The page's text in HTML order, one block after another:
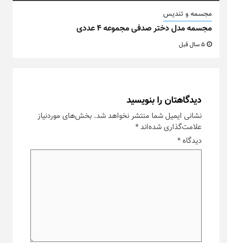
مجسمه و تندیس
مجسمه مدل دختر صدفی مجموعه ۴ عددی
دیدگاهتان را بنویسید
نشانی ایمیل شما منتشر نخواهد شد. بخش‌های موردنیاز
علامت‌گذاری شده‌اند*
دیدگاه*